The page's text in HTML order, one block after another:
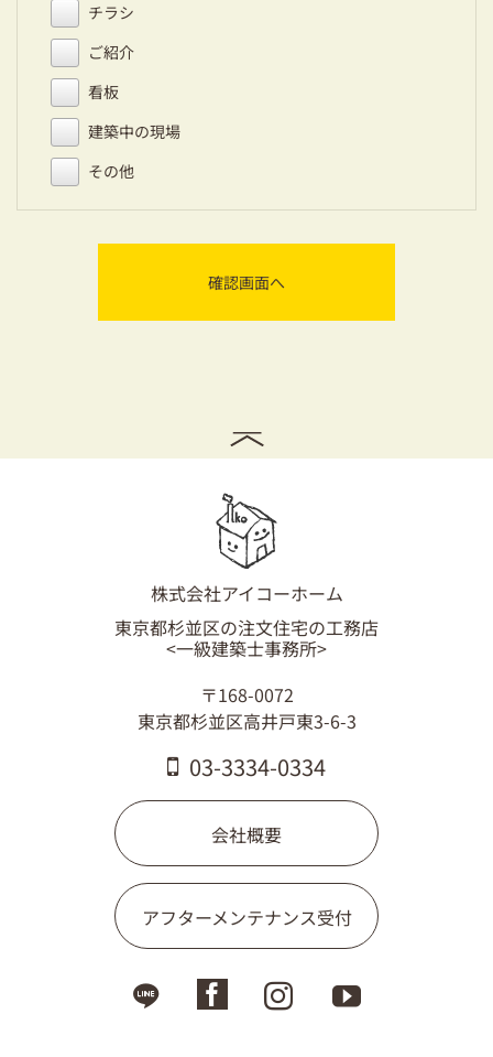
チラシ
ご紹介
看板
建築中の現場
その他
株式会社アイコーホーム
東京都杉並区の注文住宅の工務店
<一級建築士事務所>
〒168-0072
東京都杉並区高井戸東3-6-3
03-3334-0334
会社概要
アフターメンテナンス受付